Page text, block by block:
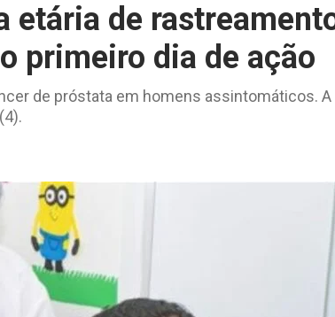
etária de
primeiro dia de ação
de próstata em homens assintomáticos. A